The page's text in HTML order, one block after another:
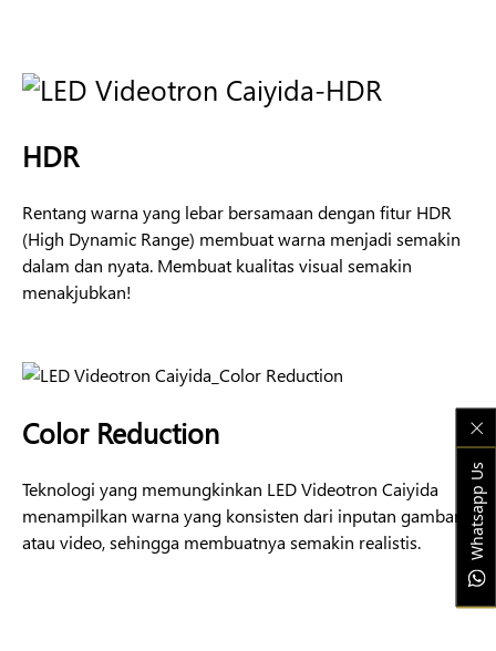
HDR
Rentang warna yang lebar bersamaan dengan fitur HDR
(High Dynamic Range) membuat warna menjadi semakin
dalam dan nyata. Membuat kualitas visual semakin
menakjubkan!
Color Reduction
Teknologi yang memungkinkan LED Videotron Caiyida
menampilkan warna yang konsisten dari inputan gambar
atau video, sehingga membuatnya semakin realistis.
Whatsapp Us